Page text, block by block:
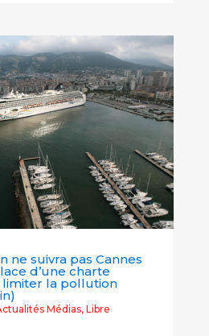
ne suivra pas Cannes
d’une charte
limiter la pollution
Médias, Libre